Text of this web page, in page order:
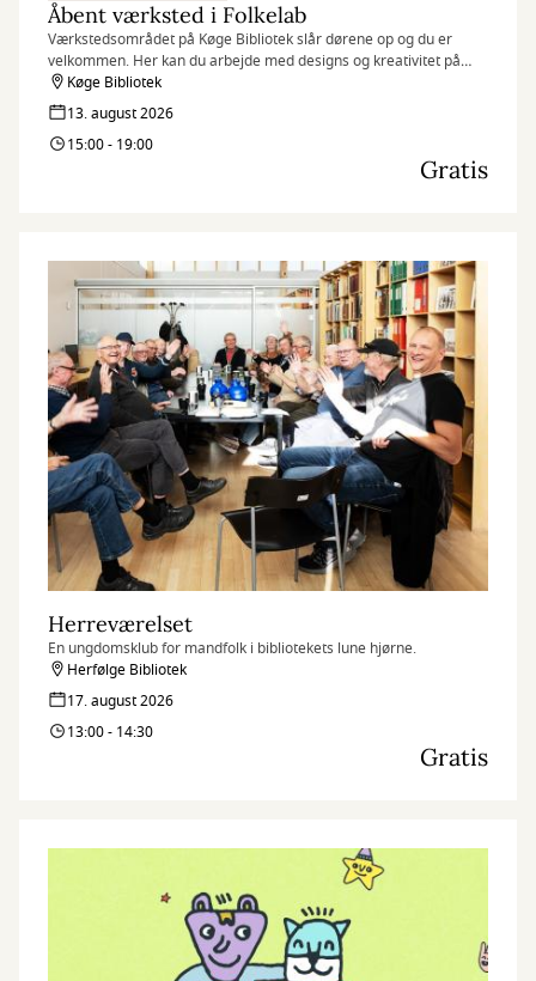
Åbent værksted i Folkelab
Værkstedsområdet på Køge Bibliotek slår dørene op og du er
velkommen. Her kan du arbejde med designs og kreativitet på
f.eks. 3D-printere, broderimaskiner og folieskærere, samt
udveksle idéer og dele viden med andre.
Køge Bibliotek
13. august 2026
15:00 - 19:00
Gratis
Herreværelset
En ungdomsklub for mandfolk i bibliotekets lune hjørne.
Herfølge Bibliotek
17. august 2026
13:00 - 14:30
Gratis